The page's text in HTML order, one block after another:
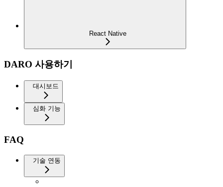
React Native
DARO 사용하기
대시보드
심화 기능
FAQ
기술 연동